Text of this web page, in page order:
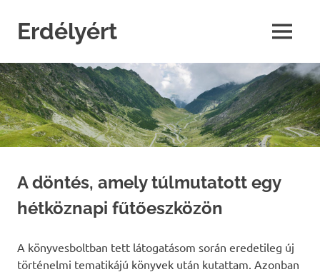
contentErdélyért MENU
A döntés, amely túlmutatott egy
hétköznapi fűtőeszközön
A könyvesboltban tett látogatásom során eredetileg új
történelmi tematikájú könyvek után kutattam. Azonban